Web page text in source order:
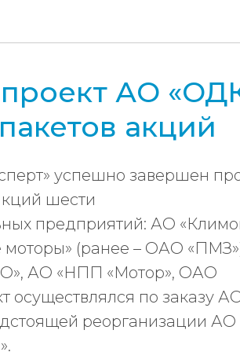
АО
акций
успешно завершен
шести
предприятий: АО
(ранее – ОАО
АО «НПП «Мотор», ОАО
осуществлялся по заказу
реорганизации АО